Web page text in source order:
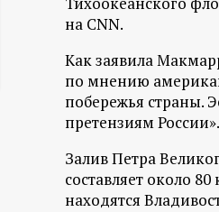
о
н
н
на CNN.
Как заявила
по мнению
побережья страны.
претензиям
Залив Петра
составляет около
находятся